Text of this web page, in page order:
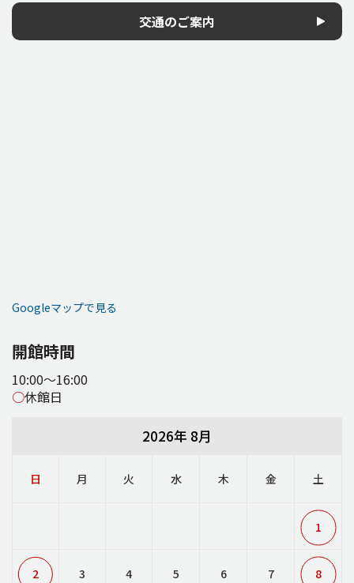
交通のご案内
Googleマップで見る
開館時間
10:00～16:00
○休館日
2026年 8月
日 月 火 水 木 金 土
1
2 3 4 5 6 7 8